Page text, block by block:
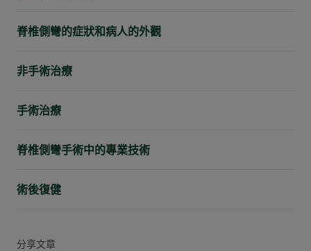
脊椎側彎的症狀和病人的外觀
非手術治療
手術治療
脊椎側彎手術中的專業技術
術後復健
分享文章